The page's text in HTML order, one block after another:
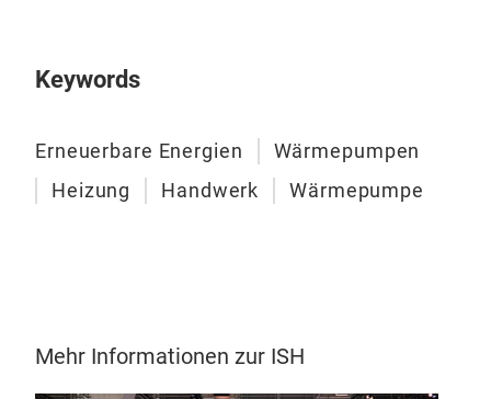
Keywords
Erneuerbare Energien
Wärmepumpen
Heizung
Handwerk Wärmepumpe
Mehr Informationen zur ISH